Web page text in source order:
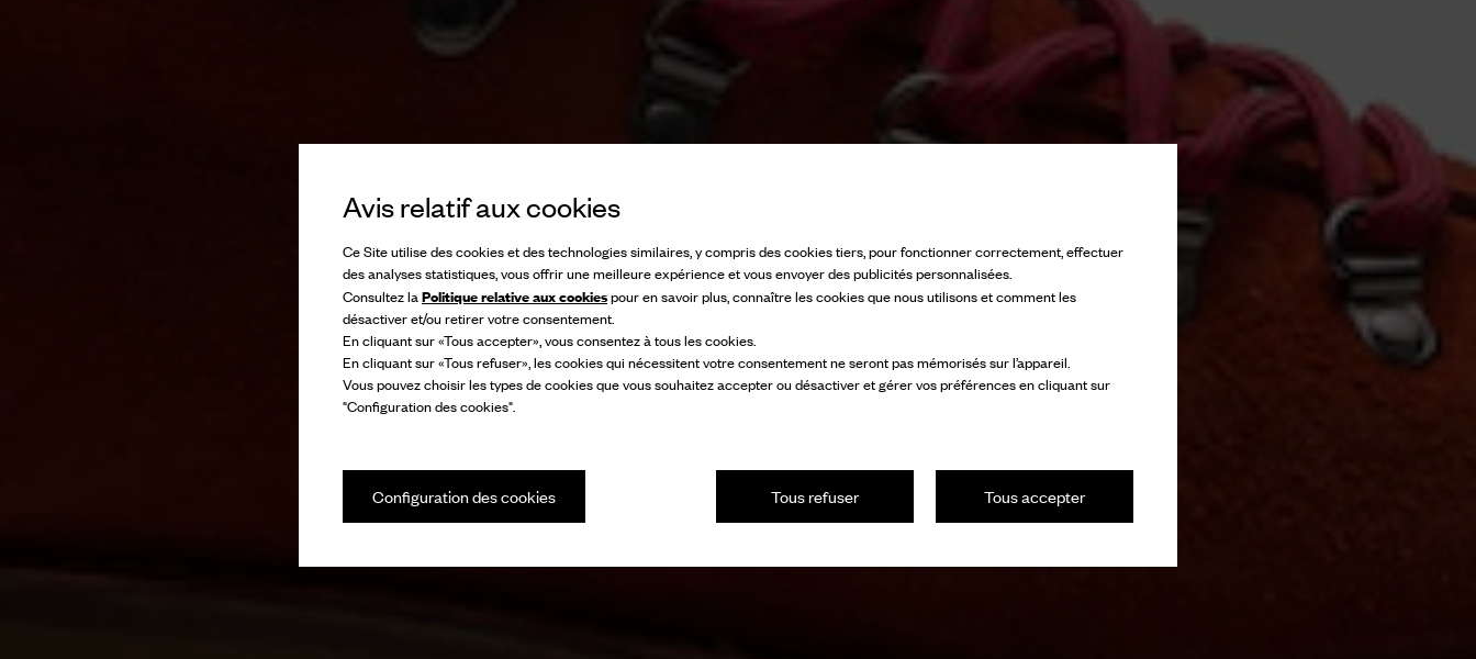
Avis relatif aux cookies
Ce Site utilise des cookies et des technologies similaires, y compris des cookies tiers, pour fonctionner correctement, effectuer
des analyses statistiques, vous offrir une meilleure expérience et vous envoyer des publicités personnalisées.
Consultez la Politique relative aux cookiespour en savoir plus, connaître les cookies que nous utilisons et comment les
désactiver et/ou retirer votre consentement.
En cliquant sur «Tous accepter», vous consentez à tous les cookies.
En cliquant sur «Tous refuser», les cookies qui nécessitent votre consentement ne seront pas mémorisés sur l’appareil.
Vous pouvez choisir les types de cookies que vous souhaitez accepter ou désactiver et gérer vos préférences en cliquant sur
"Configuration des cookies".
Tous accepter
Tous refuser
Configuration des cookies